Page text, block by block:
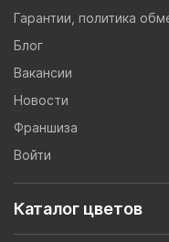
Гарантии, политика
Блог
Вакансии
Новости
Франшиза
Войти
Каталог цветов